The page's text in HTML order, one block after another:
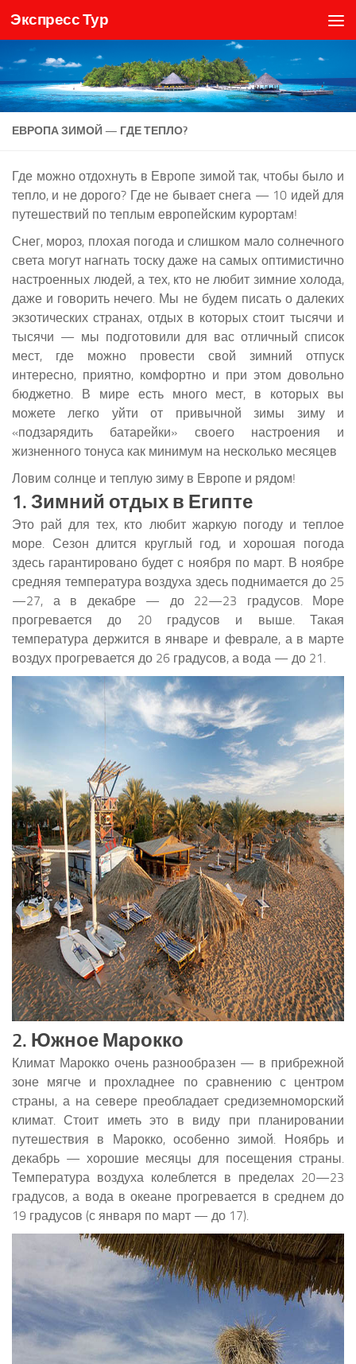
Skip to content
Экспресс Тур
ЕВРОПА ЗИМОЙ — ГДЕ ТЕПЛО?
Где можно отдохнуть в Европе зимой так, чтобы было и
тепло, и не дорого? Где не бывает снега — 10 идей для
путешествий по теплым европейским курортам!
Снег, мороз, плохая погода и слишком мало солнечного
света могут нагнать тоску даже на самых оптимистично
настроенных людей, а тех, кто не любит зимние холода,
даже и говорить нечего. Мы не будем писать о далеких
экзотических странах, отдых в которых стоит тысячи и
тысячи — мы подготовили для вас отличный список
мест, где можно провести свой зимний отпуск
интересно, приятно, комфортно и при этом довольно
бюджетно. В мире есть много мест, в которых вы
можете легко уйти от привычной зимы зиму и
«подзарядить батарейки» своего настроения и
жизненного тонуса как минимум на несколько месяцев
Ловим солнце и теплую зиму в Европе и рядом!
1. Зимний отдых в Египте
Это рай для тех, кто любит жаркую погоду и теплое
море. Сезон длится круглый год, и хорошая погода
здесь гарантировано будет с ноября по март. В ноябре
средняя температура воздуха здесь поднимается до 25
—27, а в декабре — до 22—23 градусов. Море
прогревается до 20 градусов и выше. Такая
температура держится в январе и феврале, а в марте
воздух прогревается до 26 градусов, а вода — до 21.
2. Южное Марокко
Климат Марокко очень разнообразен — в прибрежной
зоне мягче и прохладнее по сравнению с центром
страны, а на севере преобладает средиземноморский
климат. Стоит иметь это в виду при планировании
путешествия в Марокко, особенно зимой. Ноябрь и
декабрь — хорошие месяцы для посещения страны.
Температура воздуха колеблется в пределах 20—23
градусов, а вода в океане прогревается в среднем до
19 градусов (с января по март — до 17).